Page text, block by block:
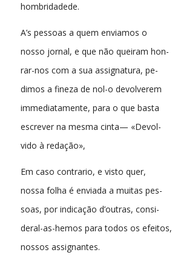
hombridadede.
A’s pessoas a quem enviamos o
nosso jornal, e que não queiram hon-
rar-nos com a sua assignatura, pe-
dimos a fineza de nol-o devolverem
immediatamente, para o que basta
escrever na mesma cinta— «Devol-
vido à redação»,
Em caso contrario, e visto quer,
nossa folha é enviada a muitas pes-
soas, por indicação d’outras, consi-
deral-as-hemos para todos os efeitos,
nossos assignantes.